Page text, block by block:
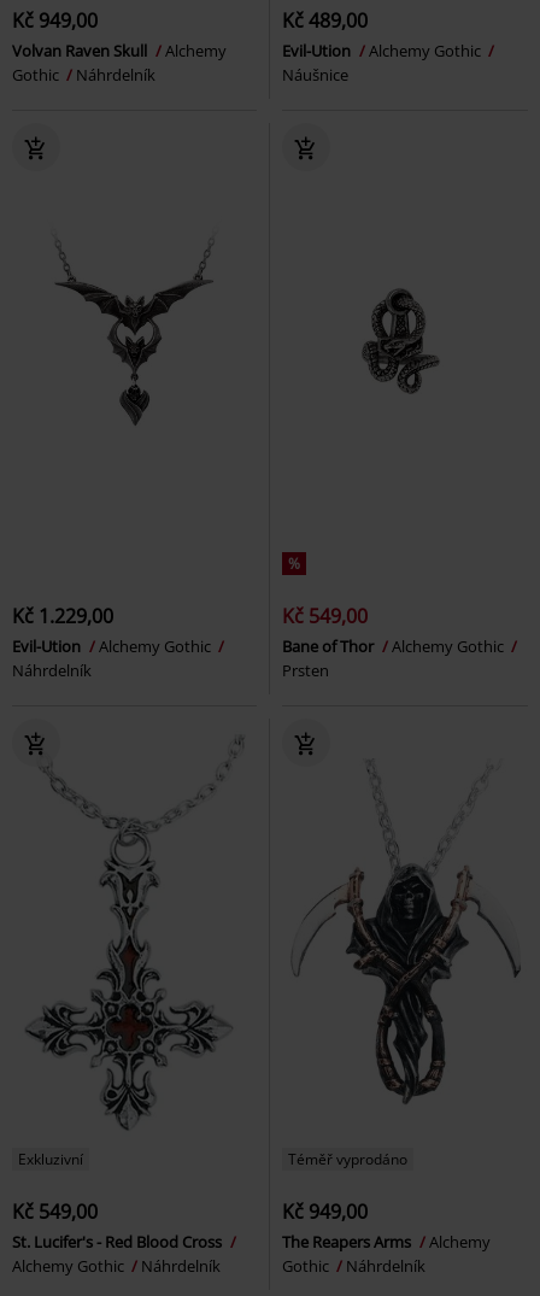
Kč 949,00
Volvan Raven Skull
Alchemy
Gothic
Náhrdelník
Kč 489,00
Evil-Ution
Alchemy Gothic
Náušnice
Kč 1.229,00
Evil-Ution
Alchemy Gothic
Náhrdelník
%
Kč 549,00
Bane of Thor
Alchemy Gothic
Prsten
Exkluzivní
Kč 549,00
St. Lucifer's - Red Blood Cross
Alchemy Gothic
Náhrdelník
Téměř vyprodáno
Kč 949,00
The Reapers Arms
Alchemy
Gothic
Náhrdelník